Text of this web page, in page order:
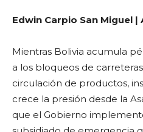
Edwin Carpio San Miguel |
Mientras Bolivia acumula
a los bloqueos de
circulación de productos,
crece la presión desde la
que el Gobierno